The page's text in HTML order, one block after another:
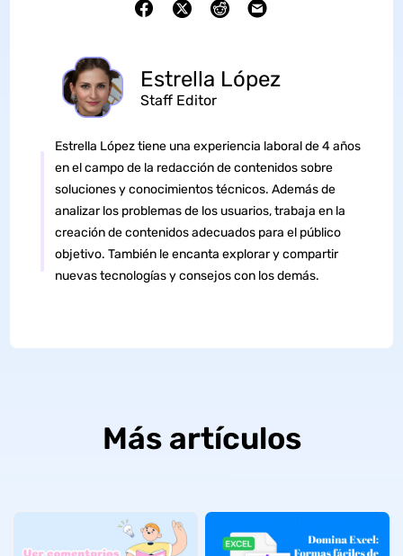
Estrella López
Staff Editor
Estrella López tiene una experiencia laboral de 4 años
en el campo de la redacción de contenidos sobre
soluciones y conocimientos técnicos. Además de
analizar los problemas de los usuarios, trabaja en la
creación de contenidos adecuados para el público
objetivo. También le encanta explorar y compartir
nuevas tecnologías y consejos con los demás.
Más artículos